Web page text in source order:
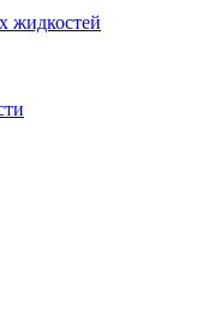
жидкостей